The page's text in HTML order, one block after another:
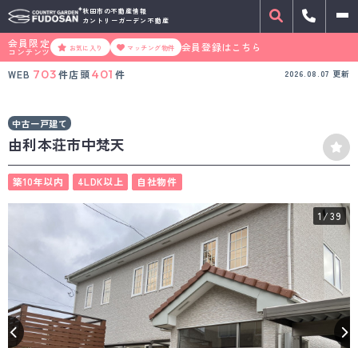
秋田市の不動産情報
カントリーガーデン不動産
会員限定
コンテンツ お気に入り マッチング物件
会員登録はこちら
WEB 703件店頭401 件 2026.08.07 更新
中古一戸建て
由利本荘市中梵天
築10年以内 4LDK以上 自社物件
1/39